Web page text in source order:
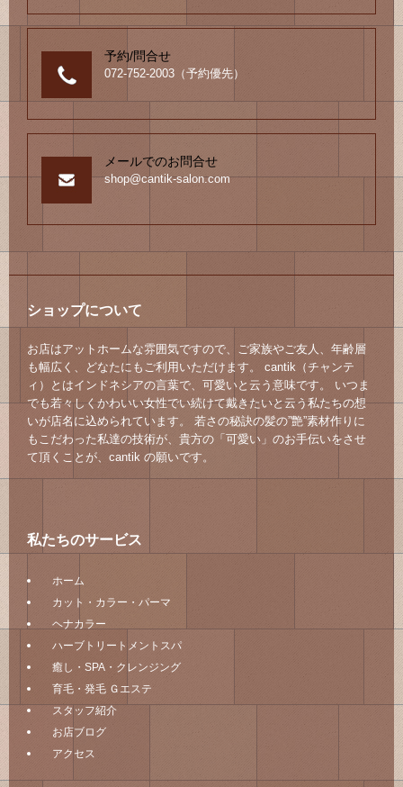
予約/問合せ
072-752-2003（予約優先）
メールでのお問合せ
shop@cantik-salon.com
ショップについて
お店はアットホームな雰囲気ですので、ご家族やご友人、年齢層
も幅広く、どなたにもご利用いただけます。 cantik（チャンテ
ィ）とはインドネシアの言葉で、可愛いと云う意味です。 いつま
でも若々しくかわいい女性でい続けて戴きたいと云う私たちの想
いが店名に込められています。 若さの秘訣の髪の”艶”素材作りに
もこだわった私達の技術が、貴方の「可愛い」のお手伝いをさせ
て頂くことが、cantik の願いです。
私たちのサービス
ホーム
カット・カラー・パーマ
ヘナカラー
ハーブトリートメントスパ
癒し・SPA・クレンジング
育毛・発毛 Ｇエステ
スタッフ紹介
お店ブログ
アクセス